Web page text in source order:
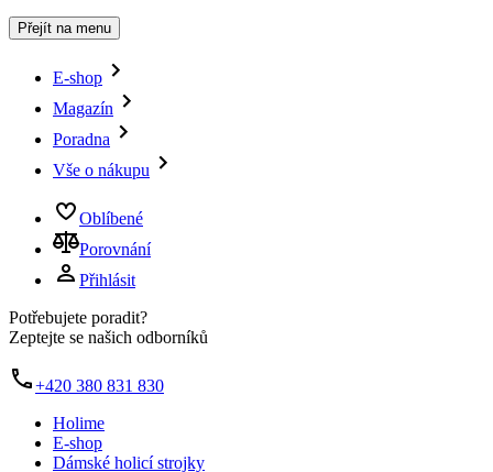
Přejít na menu
E-shop
Magazín
Poradna
Vše o nákupu
Oblíbené
Porovnání
Přihlásit
Potřebujete poradit?
Zeptejte se našich odborníků
+420 380 831 830
Holime
E-shop
Dámské holicí strojky